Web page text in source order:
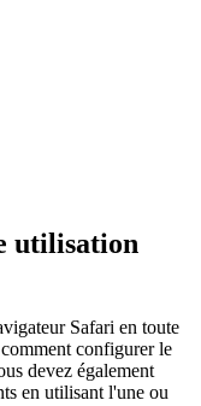
utilisation
Safari en toute
configurer le
devez également
en utilisant l'une ou